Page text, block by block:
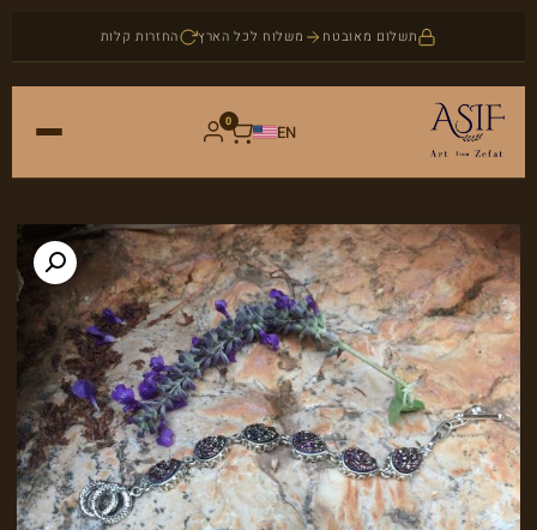
תשלום מאובטח משלוח לכל הארץ החזרות קלות
EN
0
חנות
אמנות
יודאיקה
תכשיטים
אבני חן
אודות
בלוג
צור קשר